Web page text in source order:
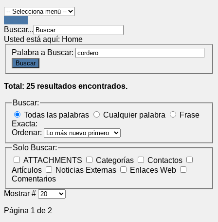
Buscar...
Usted está aquí: Home
Palabra a Buscar:
Buscar
Total: 25 resultados encontrados.
Buscar:
Todas las palabras
Cualquier palabra
Frase
Exacta:
Ordenar:
Solo Buscar:
ATTACHMENTS
Categorías
Contactos
Artículos
Noticias Externas
Enlaces Web
Comentarios
Mostrar #
Página 1 de 2